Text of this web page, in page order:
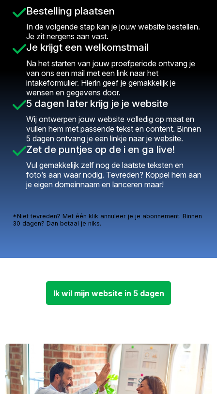
Bestelling plaatsen
In de volgende stap kan je jouw website bestellen.
Je zit nergens aan vast.
Je krijgt een welkomstmail
Na het starten van jouw proefperiode ontvang je
van ons een mail met een link naar het
intakeformulier. Hierin geef je gemakkelijk je
wensen en gegevens door.
5 dagen later krijg je je website
Wij ontwerpen jouw website volledig op maat en
vullen hem met passende tekst en content. Binnen
5 dagen ontvang je een linkje naar je website.
Zet de puntjes op de i en ga live!
Vul gemakkelijk zelf nog de laatste teksten en
foto’s aan waar nodig. Tevreden? Koppel hem aan
je eigen domeinnaam en lanceren maar!
*Niet tevreden? Met één klik annuleer je je abonnement. Binnen
30 dagen? Dan betaal je niks.
Ik wil mijn website in 5 dagen